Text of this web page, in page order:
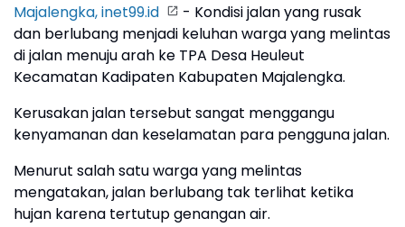
Majalengka, inet99.id
- Kondisi jalan yang rusak
dan berlubang menjadi keluhan warga yang melintas
di jalan menuju arah ke TPA Desa Heuleut
Kecamatan Kadipaten Kabupaten Majalengka.
Kerusakan jalan tersebut sangat menggangu
kenyamanan dan keselamatan para pengguna jalan.
Menurut salah satu warga yang melintas
mengatakan, jalan berlubang tak terlihat ketika
hujan karena tertutup genangan air.